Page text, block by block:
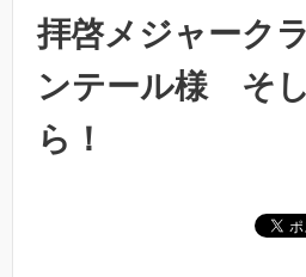
拝啓メジャーク
ンテール様 そ
ら！